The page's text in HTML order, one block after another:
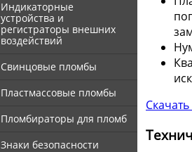
Индикаторные
устройства и
регистраторы внешних
воздействий
Свинцовые пломбы
Пластмассовые пломбы
Пломбираторы для пломб
Знаки безопасности